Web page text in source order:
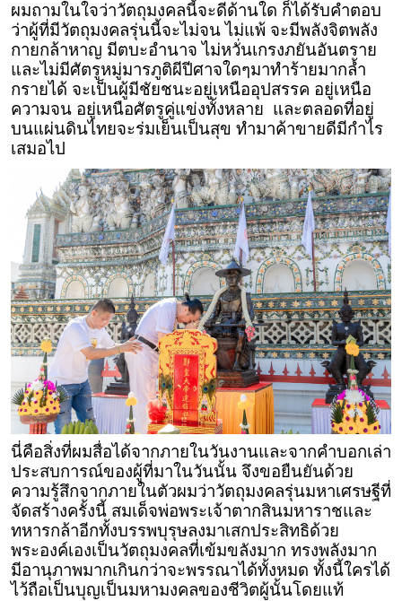
ผมถามในใจว่าวัตถุมงคลนี้จะดีด้านใด ก็ได้รับคำตอบ
ว่าผู้ที่มีวัตถุมงคลรุ่นนี้จะไม่จน ไม่แพ้ จะมีพลังจิตพลัง
กายกล้าหาญ มีตบะอำนาจ ไม่หวั่นเกรงภยันอันตราย
และไม่มีศัตรูหมู่มารภูติผีปีศาจใดๆมาทำร้ายมากล้ำ
กรายได้ จะเป็นผู้มีชัยชนะอยู่เหนืออุปสรรค อยู่เหนือ
ความจน อยู่เหนือศัตรูคู่แข่งทั้งหลาย และตลอดที่อยู่
บนแผ่นดินไทยจะร่มเย็นเป็นสุข ทำมาค้าขายดีมีกำไร
เสมอไป
นี่คือสิ่งที่ผมสื่อได้จากภายในวันงานและจากคำบอกเล่า
ประสบการณ์ของผู้ที่มาในวันนั้น จึงขอยืนยันด้วย
ความรู้สึกจากภายในตัวผมว่าวัตถุมงคลรุ่นมหาเศรษฐีที่
จัดสร้างครั้งนี้ สมเด็จพ่อพระเจ้าตากสินมหาราชและ
ทหารกล้าอีกทั้งบรรพบุรุษลงมาเสกประสิทธิด้วย
พระองค์เองเป็นวัตถุมงคลที่เข้มขลังมาก ทรงพลังมาก
มีอานุภาพมากเกินกว่าจะพรรณาได้ทั้งหมด ทั้งนี้ใครได้
ไว้ถือเป็นบุญเป็นมหามงคลของชีวิตผู้นั้นโดยแท้